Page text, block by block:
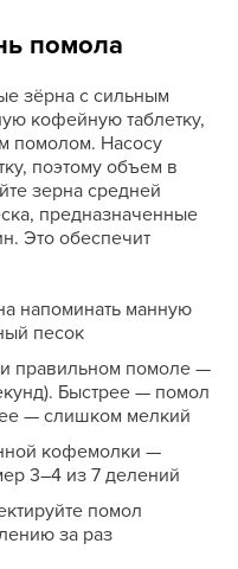
помола
зёрна с сильным
кофейную таблетку,
помолом. Насосу
поэтому объем в
зерна средней
предназначенные
Это обеспечит
напоминать манную
песок
правильном помоле —
Быстрее — помол
— слишком мелкий
кофемолки —
3–4 из 7 делений
помол
за раз